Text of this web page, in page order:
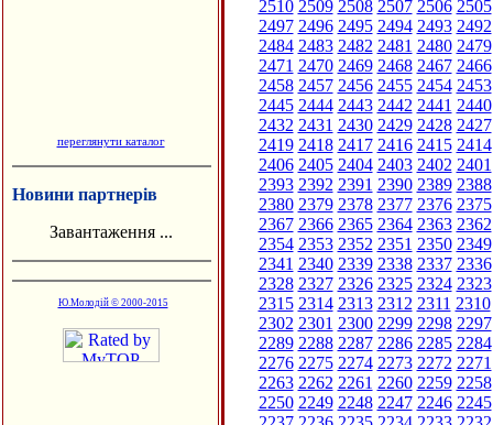
переглянути каталог
Новини партнерів
Завантаження ...
Ю.Молодій © 2000-2015
2510 2509 2508 2507 2506 2505
2497 2496 2495 2494 2493 2492
2484 2483 2482 2481 2480 2479
2471 2470 2469 2468 2467 2466
2458 2457 2456 2455 2454 2453
2445 2444 2443 2442 2441 2440
2432 2431 2430 2429 2428 2427
2419 2418 2417 2416 2415 2414
2406 2405 2404 2403 2402 2401
2393 2392 2391 2390 2389 2388
2380 2379 2378 2377 2376 2375
2367 2366 2365 2364 2363 2362
2354 2353 2352 2351 2350 2349
2341 2340 2339 2338 2337 2336
2328 2327 2326 2325 2324 2323
2315 2314 2313 2312 2311 2310
2302 2301 2300 2299 2298 2297
2289 2288 2287 2286 2285 2284
2276 2275 2274 2273 2272 2271
2263 2262 2261 2260 2259 2258
2250 2249 2248 2247 2246 2245